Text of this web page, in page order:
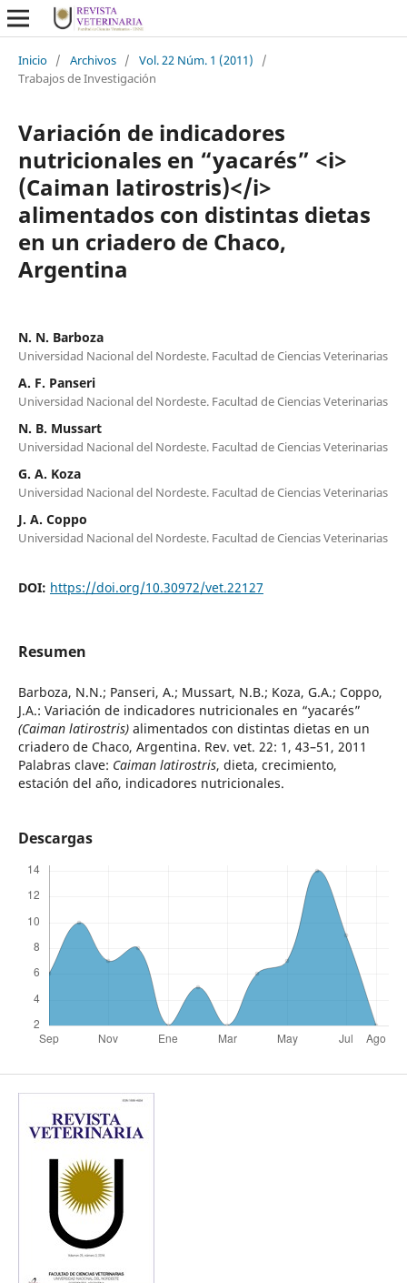
Inicio / Archivos / Vol. 22 Núm. 1 (2011)
/
Trabajos de Investigación
Variación de indicadores
nutricionales en “yacarés” <i>
(Caiman latirostris)</i>
alimentados con distintas dietas
en un criadero de Chaco,
Argentina
N. N. Barboza
Universidad Nacional del Nordeste. Facultad de Ciencias Veterinarias
A. F. Panseri
Universidad Nacional del Nordeste. Facultad de Ciencias Veterinarias
N. B. Mussart
Universidad Nacional del Nordeste. Facultad de Ciencias Veterinarias
G. A. Koza
Universidad Nacional del Nordeste. Facultad de Ciencias Veterinarias
J. A. Coppo
Universidad Nacional del Nordeste. Facultad de Ciencias Veterinarias
DOI: https://doi.org/10.30972/vet.22127
Resumen
Barboza, N.N.; Panseri, A.; Mussart, N.B.; Koza, G.A.; Coppo,
J.A.: Variación de indicadores nutricionales en “yacarés”
(Caiman latirostris)alimentados con distintas dietas en un
criadero de Chaco, Argentina. Rev. vet. 22: 1, 43–51, 2011
Palabras clave: Caiman latirostris, dieta, crecimiento,
estación del año, indicadores nutricionales.
Descargas